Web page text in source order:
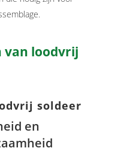
van loodvrij
soldeer
en